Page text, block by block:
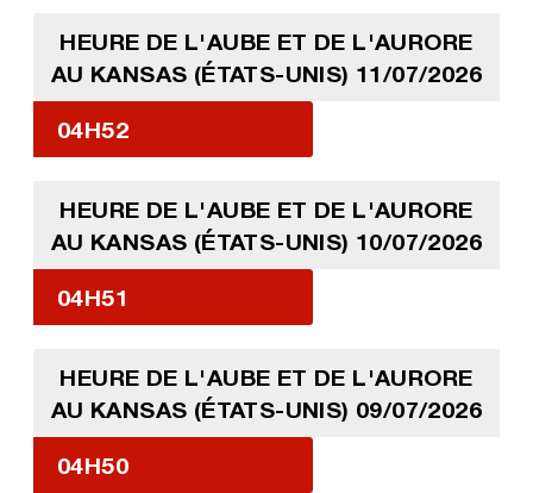
HEURE DE L'AUBE ET DE L'AURORE
AU KANSAS (ÉTATS-UNIS) 11/07/2026
04H52
HEURE DE L'AUBE ET DE L'AURORE
AU KANSAS (ÉTATS-UNIS) 10/07/2026
04H51
HEURE DE L'AUBE ET DE L'AURORE
AU KANSAS (ÉTATS-UNIS) 09/07/2026
04H50